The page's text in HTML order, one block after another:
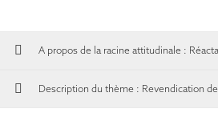
A propos de la racine attitudinale :
Description du thème : Revendication